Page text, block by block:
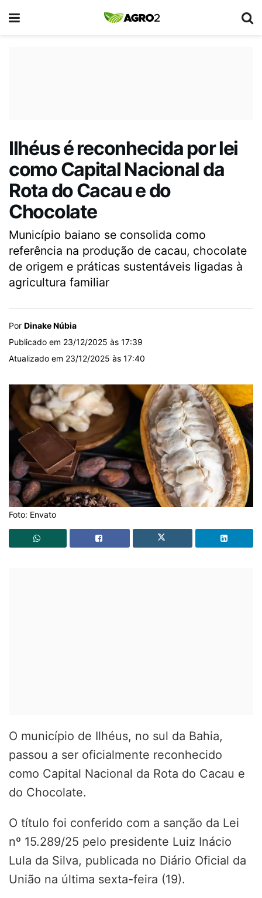
Ilhéus é reconhecida por lei
como Capital Nacional da
Rota do Cacau e do
Chocolate
Município baiano se consolida como
referência na produção de cacau, chocolate
de origem e práticas sustentáveis ligadas à
agricultura familiar
Por Dinake Núbia
Publicado em 23/12/2025 às 17:39
Atualizado em 23/12/2025 às 17:40
Foto: Envato
O município de Ilhéus, no sul da Bahia,
passou a ser oficialmente reconhecido
como Capital Nacional da Rota do Cacau e
do Chocolate.
O título foi conferido com a sanção da Lei
nº 15.289/25 pelo presidente Luiz Inácio
Lula da Silva, publicada no Diário Oficial da
União na última sexta-feira (19).